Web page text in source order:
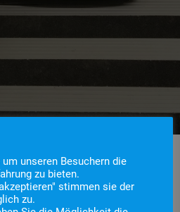
8
unseren Besuchern die
zu bieten.
stimmen sie der
zu.